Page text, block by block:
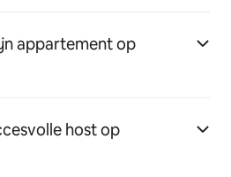
appartement op
host op